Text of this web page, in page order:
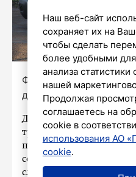
Фото: Роман Пименов /
дневник»
Доследственная
травмирования
перилах в
сообщили в
следственного
Наш веб-сайт
сохраняет их на
чтобы сделать
более удобными
анализа статистики
нашей
Продолжая
соглашаетесь на
cookie в
использования АО
cookie.